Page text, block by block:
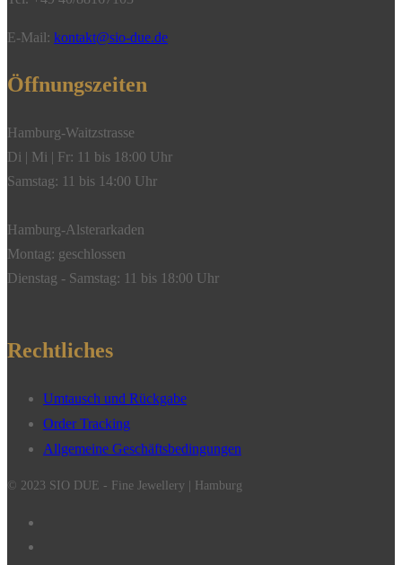
Menge
E-Mail: kontakt@sio-due.de
Öffnungszeiten
Hamburg-Waitzstrasse
Di | Mi | Fr: 11 bis 18:00 Uhr
Samstag: 11 bis 14:00 Uhr
Hamburg-Alsterarkaden
Montag: geschlossen
Dienstag - Samstag: 11 bis 18:00 Uhr
Rechtliches
Umtausch und Rückgabe
Order Tracking
Allgemeine Geschäftsbedingungen
© 2023 SIO DUE - Fine Jewellery | Hamburg